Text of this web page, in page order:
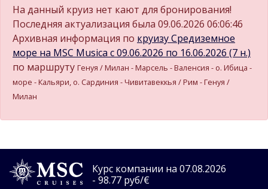
На данный круиз нет кают для бронирования!
Последняя актуализация была 09.06.2026 06:06:46
Архивная информация по круизу Средиземное
море на MSC Musica c 09.06.2026 по 16.06.2026 (7 н.)
по маршруту Генуя / Милан - Марсель - Валенсия - о. Ибица -
море - Кальяри, о. Сардиния - Чивитавеккья / Рим - Генуя /
Милан
Курс компании на 07.08.2026
- 98.77 руб/€